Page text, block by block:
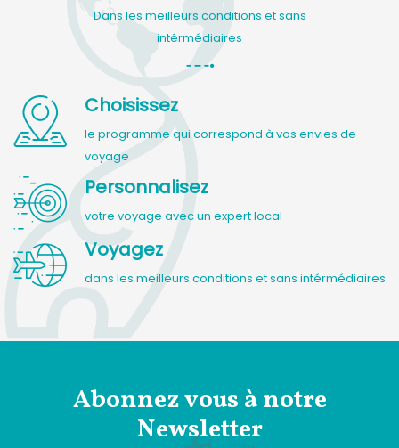
Dans les meilleurs conditions et sans
intérmédiaires
Choisissez
le programme qui correspond à vos envies de
voyage
Personnalisez
votre voyage avec un expert local
Voyagez
dans les meilleurs conditions et sans intérmédiaires
Abonnez vous à notre
Newsletter